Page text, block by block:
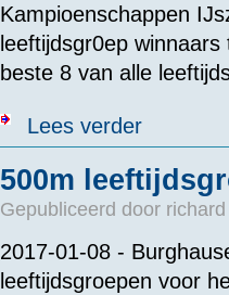
Kampioenschappen
leeftijdsgr0ep
beste 8 van alle
Lees verderover Super-
500m
Gepubliceerd door
2017-01-08 -
leeftijdsgroepen voor